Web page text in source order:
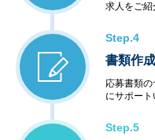
求人をご紹
Step.4
書類作
応募書類
にサポート
Step.5